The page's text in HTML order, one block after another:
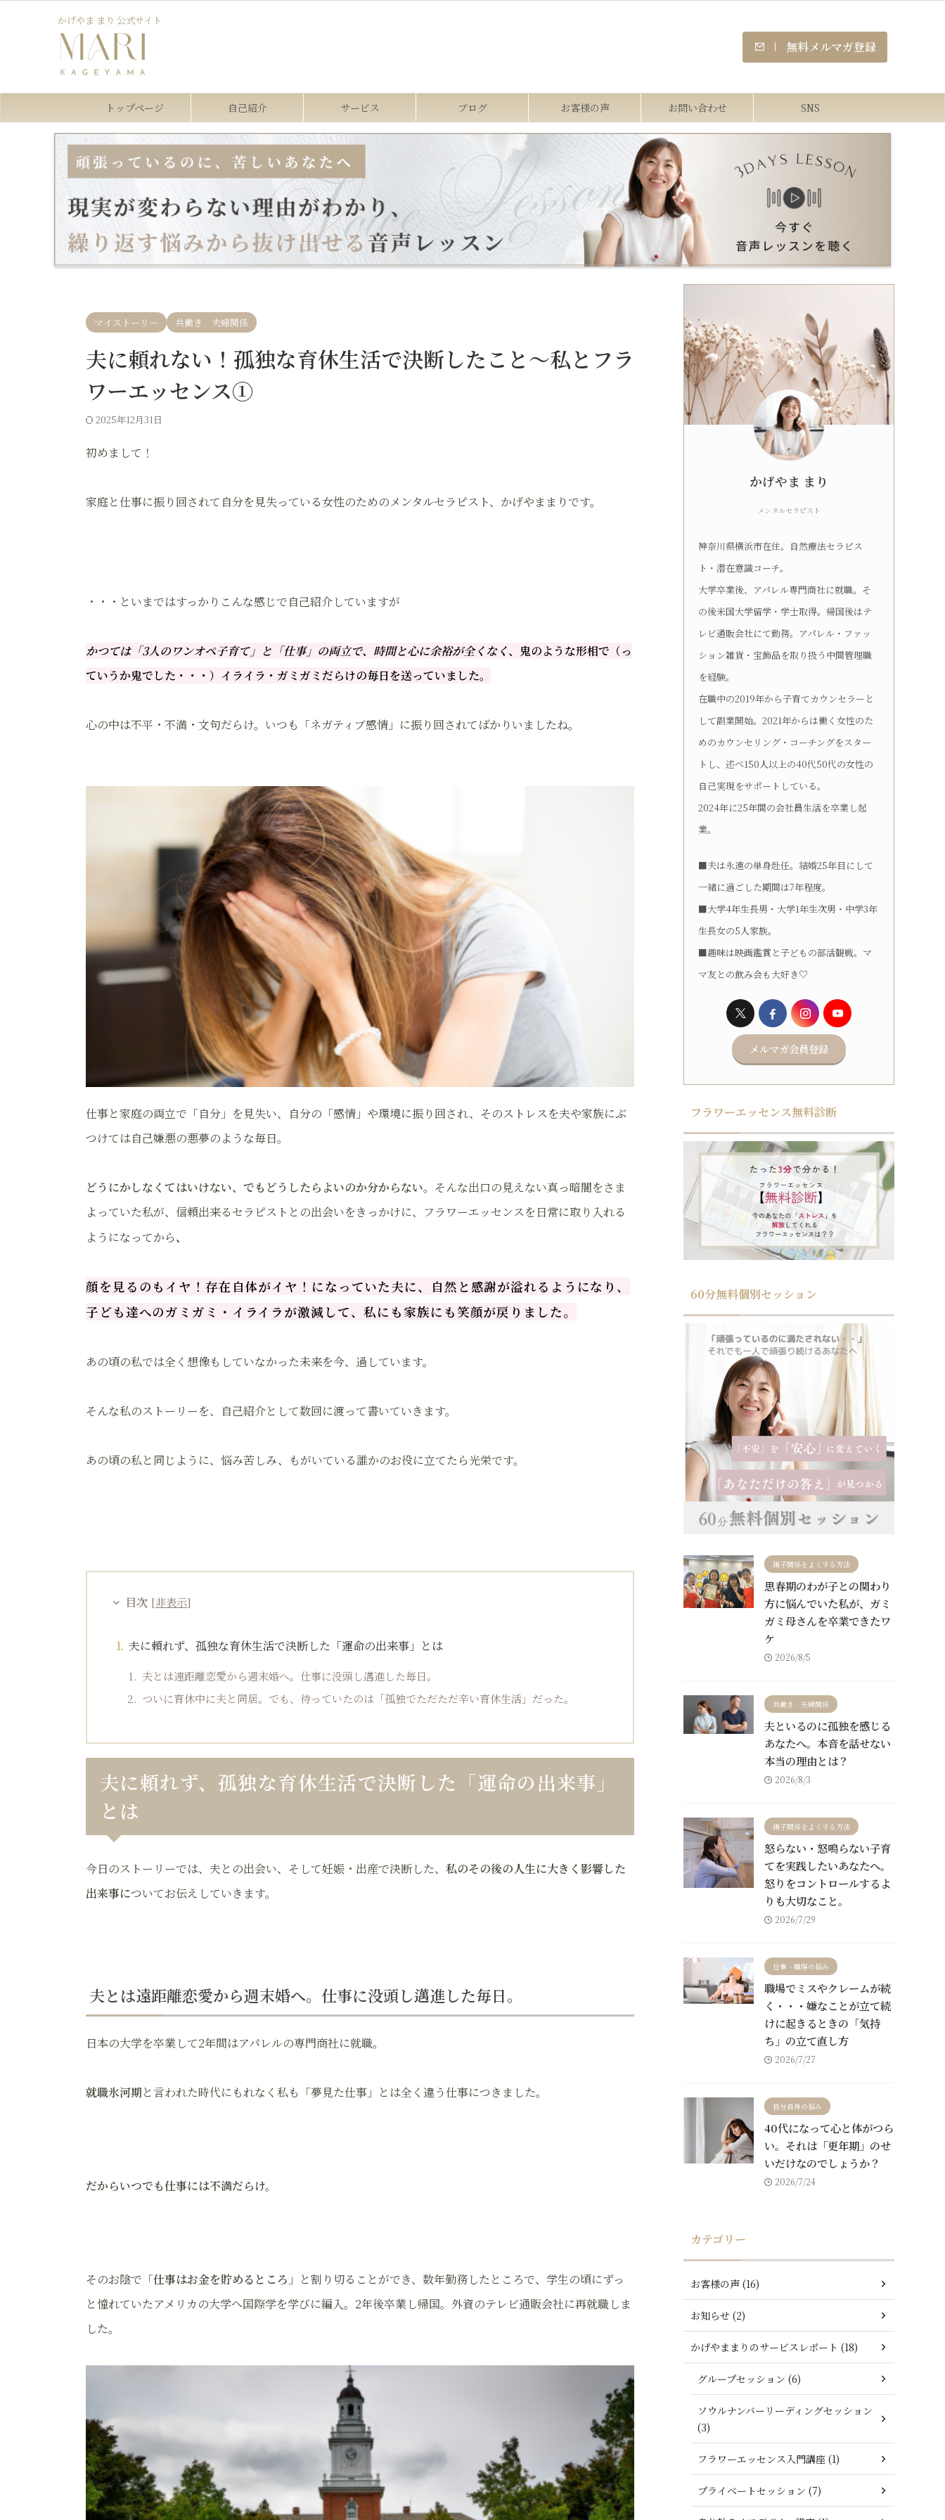
かげやま まり 公式サイト
無料メルマガ登録
トップページ 自己紹介 サービス ブログ お客様の声 お問い合わせ SNS
マイストーリー 共働き 夫婦関係
夫に頼れない！孤独な育休生活で決断したこと～私とフラ
ワーエッセンス①
2025年12月31日
初めまして！
家庭と仕事に振り回されて自分を見失っている女性のためのメンタルセラピスト、かげやままりです。
・・・といまではすっかりこんな感じで自己紹介していますが
かつては「3人のワンオペ子育て」と「仕事」の両立で、時間と心に余裕が全くなく、鬼のような形相で（っ
ていうか鬼でした・・・）イライラ・ガミガミだらけの毎日を送っていました。
心の中は不平・不満・文句だらけ。いつも「ネガティブ感情」に振り回されてばかりいましたね。
仕事と家庭の両立で「自分」を見失い、自分の「感情」や環境に振り回され、そのストレスを夫や家族にぶ
つけては自己嫌悪の悪夢のような毎日。
どうにかしなくてはいけない、でもどうしたらよいのか分からない。 そんな出口の見えない真っ暗闇をさま
よっていた私が、信頼出来るセラピストとの出会いをきっかけに、フラワーエッセンスを日常に取り入れる
ようになってから、
顔を見るのもイヤ！存在自体がイヤ！になっていた夫に、自然と 感謝が溢れる ようになり、
子ども達へのガミガミ・イライラが激減して、私にも家族にも笑顔が戻 りました。
あの頃の私では全く想像もしていなかった未来を今、過しています。
そんな私のストーリーを、自己紹介として数回に渡って書いていきます。
あの頃の私と同じように、悩み苦しみ、もがいている誰かのお役に立てたら光栄です。
目次 [非表示]
夫に頼れず、孤独な育休生活で決断した「運命の出来事」とは
夫とは遠距離恋愛から週末婚へ。仕事に没頭し邁進した毎日。
ついに育休中に夫と同居。でも、待っていたのは「孤独でただただ辛い育休生活」だった。
夫に頼れず、孤独な育休生活で決断した「運命の出来事」
とは
今日のストーリーでは、夫との出会い、そして妊娠・出産で決断した、 私のその後の人生に大きく影響した
出来事についてお伝えしていきます。
夫とは遠距離恋愛から週末婚へ。仕事に没頭し邁進した毎日。
日本の大学を卒業して2年間はアパレルの専門商社に就職。
就職氷河期と言われた時代にもれなく私も「夢見た仕事」とは全く違う仕事につきました。
だからいつでも仕事には不満だらけ。
そのお陰で 「仕事はお金を貯めるところ」 と割り切ることができ、数年勤務したところで、学生の頃にずっ
と憧れていたアメリカの大学へ国際学を学びに編入。2年後卒業し帰国。外資のテレビ通販会社に再就職しま
した。
かげやま まり
メンタルセラピスト
神奈川県横浜市在住。自然療法セラピス
ト・潜在意識コーチ。
大学卒業後、アパレル専門商社に就職。そ
の後米国大学留学・学士取得。帰国後はテ
レビ通販会社にて勤務。アパレル・ファッ
ション雑貨・宝飾品を取り扱う中間管理職
を経験。
在職中の2019年から子育てカウンセラーと
して副業開始。2021年からは働く女性のた
めのカウンセリング・コーチングをスター
トし、述べ150人以上の40代50代の女性の
自己実現をサポートしている。
2024年に25年間の会社員生活を卒業し起
業。
■夫は永遠の単身赴任。結婚25年目にして
一緒に過ごした期間は7年程度。
■大学4年生長男・大学1年生次男・中学3年
生長女の5人家族。
■趣味は映画鑑賞と子どもの部活観戦。マ
マ友との飲み会も大好き♡
メルマガ会員登録
フラワーエッセンス無料診断
60分無料個別セッション
親子関係をよくする方法
思春期のわが子との関わり
方に悩んでいた私が、ガミ
ガミ母さんを卒業できたワ
ケ
2026/8/5
共働き 夫婦関係
夫といるのに孤独を感じる
あなたへ。本音を話せない
本当の理由とは？
2026/8/3
親子関係をよくする方法
怒らない・怒鳴らない子育
てを実践したいあなたへ。
怒りをコントロールするよ
りも大切なこと。
2026/7/29
仕事・職場の悩み
職場でミスやクレームが続
く・・・嫌なことが立て続
けに起きるときの「気持
ち」の立て直し方
2026/7/27
自分自身の悩み
40代になって心と体がつら
い。それは「更年期」のせ
いだけなのでしょうか？
2026/7/24
カテゴリー
お客様の声 (16)
お知らせ (2)
かげやままりのサービスレポート (18)
グループセッション (6)
ソウルナンバーリーディングセッション
(3)
フラワーエッセンス入門講座 (1)
プライベートセッション (7)